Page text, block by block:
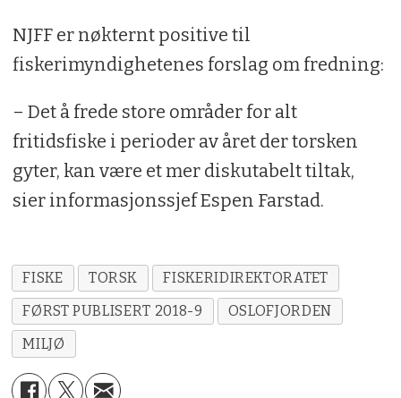
NJFF er nøkternt positive til
fiskerimyndighetenes forslag om fredning:
– Det å frede store områder for alt
fritidsfiske i perioder av året der torsken
gyter, kan være et mer diskutabelt tiltak,
sier informasjonssjef Espen Farstad.
FISKE TORSK
FISKERIDIREKTORATET
FØRST PUBLISERT 2018-9
OSLOFJORDEN
MILJØ